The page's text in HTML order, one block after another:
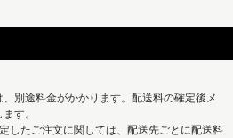
別途料金がかかります。配送料の確定後メ
す。
したご注文に関しては、配送先ごとに配送料